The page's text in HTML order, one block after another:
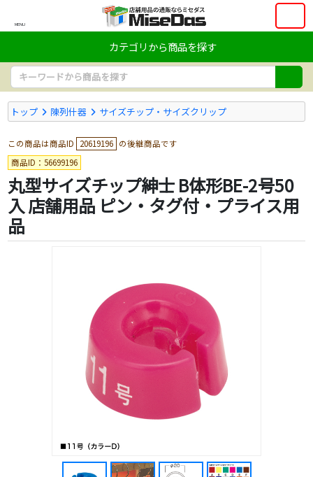
MENU
カテゴリから商品を探す
トップ 陳列什器 サイズチップ・サイズクリップ
この商品は商品ID 20619196 の後継商品です
商品ID：56699196
丸型サイズチップ紳士 B体形BE-2号50
入 店舗用品 ピン・タグ付・プライス用
品